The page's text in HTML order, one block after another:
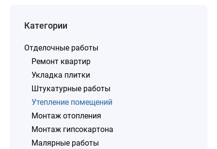
Категории
Отделочные работы
Ремонт квартир
Укладка плитки
Штукатурные работы
Утепление помещений
Монтаж отопления
Монтаж гипсокартона
Малярные работы